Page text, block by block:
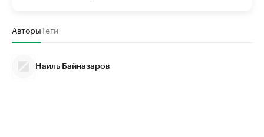
АвторыТеги
Наиль Байназаров